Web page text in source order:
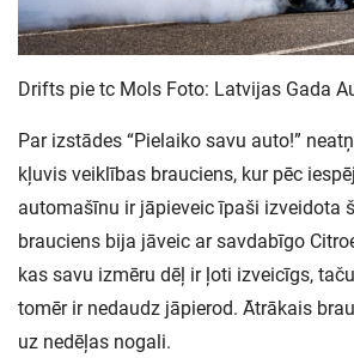
Drifts pie tc Mols Foto: Latvijas Gada
Par izstādes “Pielaiko savu auto!”
kļuvis veiklības brauciens, kur pēc
automašīnu ir jāpieveic īpaši izveidota
brauciens bija jāveic ar savdabīgo
kas savu izmēru dēļ ir ļoti izveicīgs,
tomēr ir nedaudz jāpierod. Ātrākais
uz nedēļas nogali.